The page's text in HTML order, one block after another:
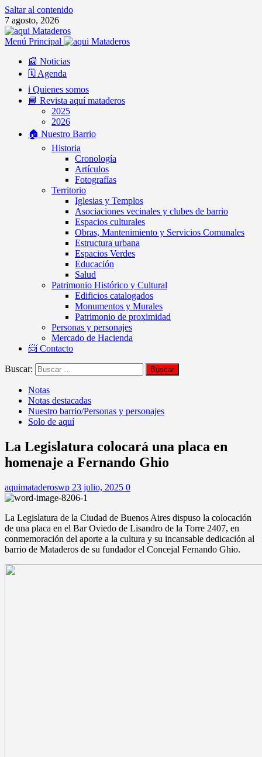
Saltar al contenido
7 agosto, 2026
Menú Principal
📰 Noticias
🗓️ Agenda
ℹ️ Quienes somos
📘 Revista aquí mataderos
2025
2026
🏠 Nuestro Barrio
Historia
Cronología
Artículos
Fotografías
Territorio
Iglesias y Templos
Asociaciones vecinales y clubes de barrio
Espacios culturales
Obras, Mantenimiento y Servicios Comunales
Estructura urbana
Espacios Verdes
Educación
Salud
Patrimonio Histórico y Cultural
Edificios catalogados
Monumentos y Murales
Patrimonio de proximidad
Personas y personajes
Mercado de Hacienda
📨 Contacto
Buscar:
Notas
Notas destacadas
Nuestro barrio/Personas y personajes
Solo de aquí
La Legislatura colocará una placa en
homenaje a Fernando Ghio
aquimataderoswp 23 julio, 2025 0
La Legislatura de la Ciudad de Buenos Aires dispuso la colocación
de una placa en el Bar Oviedo de Lisandro de la Torre 2407, en
conmemoración del aporte a la cultura y su incansable dedicación al
barrio de Mataderos de su fundador el Concejal Fernando Ghio.